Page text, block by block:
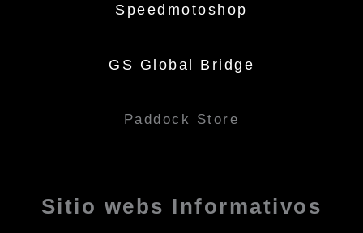
Speedmotoshop
GS Global Bridge
Paddock Store
Sitio webs Informativos